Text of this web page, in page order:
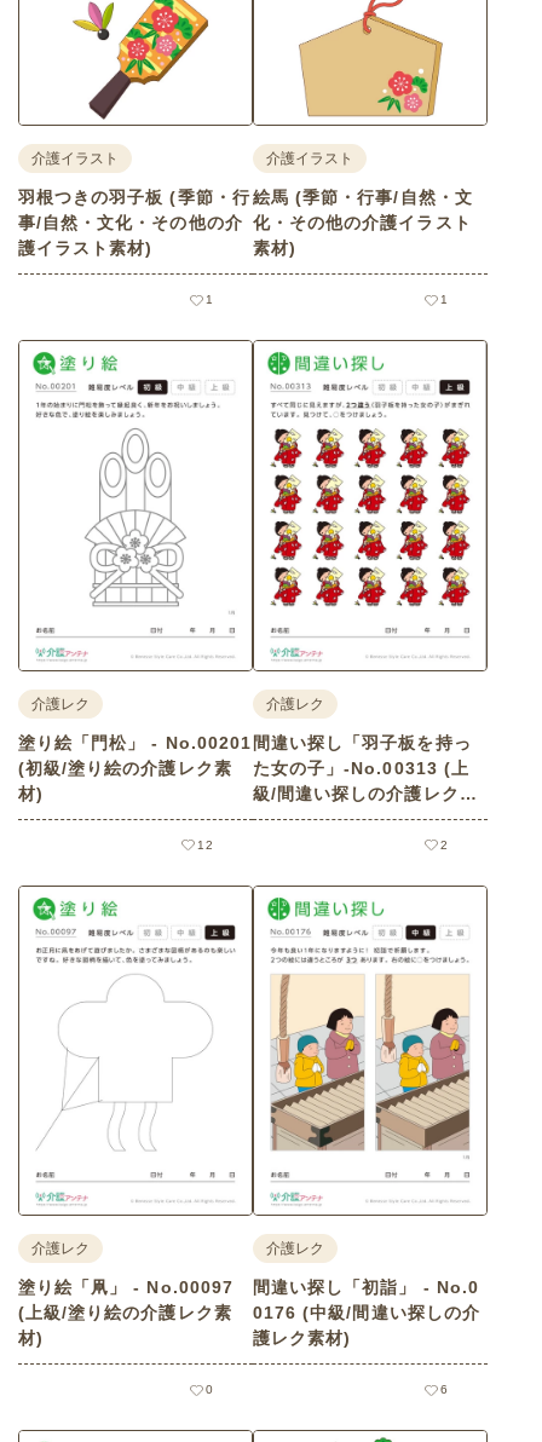
介護イラスト
羽根つきの羽子板 (季節・行
事/自然・文化・その他の介
護イラスト素材)
1
介護イラスト
絵馬 (季節・行事/自然・文
化・その他の介護イラスト
素材)
1
介護レク
塗り絵「門松」 - No.00201
(初級/塗り絵の介護レク素
材)
12
介護レク
間違い探し「羽子板を持っ
た女の子」-No.00313 (上
級/間違い探しの介護レク素
材)
2
介護レク
塗り絵「凧」 - No.00097
(上級/塗り絵の介護レク素
材)
0
介護レク
間違い探し「初詣」 - No.0
0176 (中級/間違い探しの介
護レク素材)
6